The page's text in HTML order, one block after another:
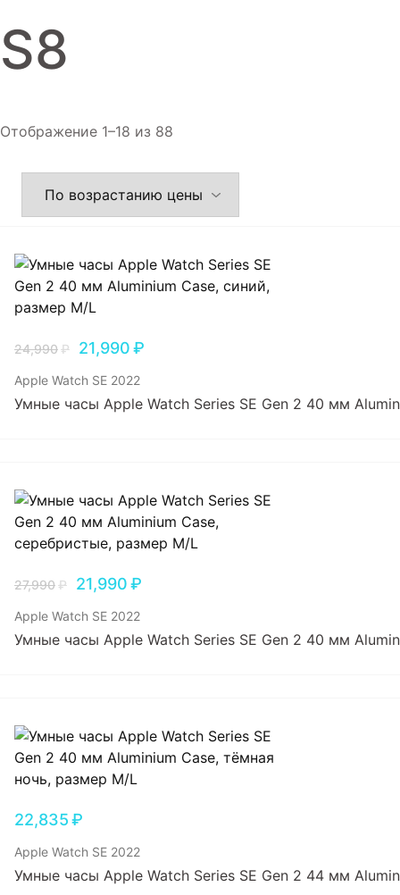
Аксессуары
S8
Отображение 1–18 из 88
24,990₽ 21,990₽
Apple Watch SE 2022
Умные часы Apple Watch Series SE Gen 2 40 мм
27,990₽ 21,990₽
Apple Watch SE 2022
Умные часы Apple Watch Series SE Gen 2 40 мм
22,835₽
Apple Watch SE 2022
Умные часы Apple Watch Series SE Gen 2 44 мм